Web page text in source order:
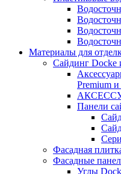
Материалы для
Сайдинг Docke
Premium и
Панели
Фасадная
Фасадные
Углы